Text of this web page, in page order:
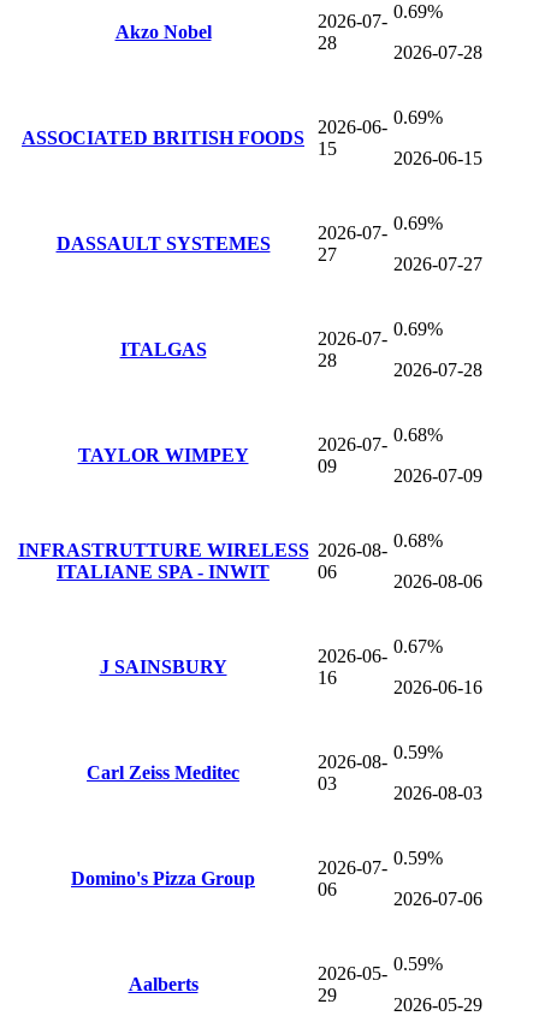
Akzo Nobel
2026-07-
28
0.69%
2026-07-28
ASSOCIATED BRITISH FOODS
2026-06-
15
0.69%
2026-06-15
DASSAULT SYSTEMES
2026-07-
27
0.69%
2026-07-27
ITALGAS
2026-07-
28
0.69%
2026-07-28
TAYLOR WIMPEY
2026-07-
09
0.68%
2026-07-09
INFRASTRUTTURE WIRELESS
ITALIANE SPA - INWIT
2026-08-
06
0.68%
2026-08-06
J SAINSBURY
2026-06-
16
0.67%
2026-06-16
Carl Zeiss Meditec
2026-08-
03
0.59%
2026-08-03
Domino's Pizza Group
2026-07-
06
0.59%
2026-07-06
Aalberts
2026-05-
29
0.59%
2026-05-29